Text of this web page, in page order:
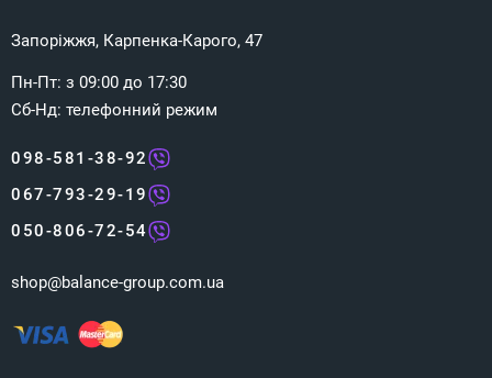
Запоріжжя, Карпенка-Карого, 47
Пн-Пт: з 09:00 до 17:30
Сб-Нд: телефонний режим
098-581-38-92
067-793-29-19
050-806-72-54
shop@balance-group.com.ua